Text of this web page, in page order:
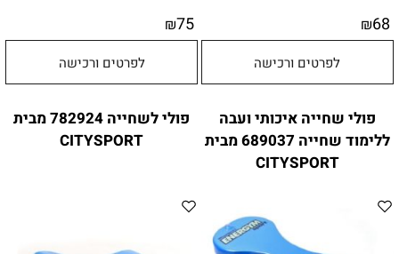
₪68
לפרטים ורכישה
₪75
לפרטים ורכישה
פולי שחייה איכותי ועבה
ללימוד שחייה 689037 מבית
CITYSPORT
פולי לשחייה 782924 מבית
CITYSPORT